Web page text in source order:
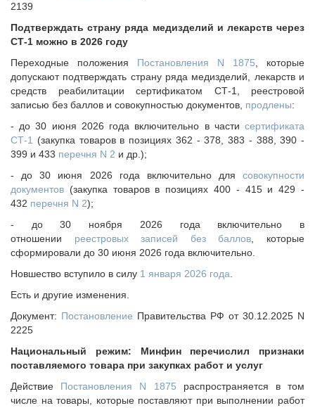
2139
Подтверждать страну ряда медизделий и лекарств через
СТ-1 можно в 2026 году
Переходные положения Постановления N 1875 , которые
допускают подтверждать страну ряда медизделий, лекарств и
средств реабилитации сертификатом СТ-1, реестровой
записью без баллов и совокупностью документов, продлены:
- до 30 июня 2026 года включительно в части сертификата
СТ-1
(закупка товаров в позициях 362 - 378, 383 - 388, 390 -
399 и 433 перечня N 2 и др.);
- до 30 июня 2026 года включительно для совокупности
документов (закупка товаров в позициях 400 - 415 и 429 -
432 перечня N 2);
- до 30 ноября 2026 года включительно в
отношении реестровых записей без баллов , которые
сформировали до 30 июня 2026 года включительно.
Новшество вступило в силу 1 января 2026 года
Есть и другие изменения.
Документ: Постановление Правительства РФ от 30.12.2025 N
2225
Национальный режим: Минфин перечислил признаки
поставляемого товара при закупках работ и услуг
Действие Постановления N 1875 распространяется в том
числе на товары, которые поставляют при выполнении работ